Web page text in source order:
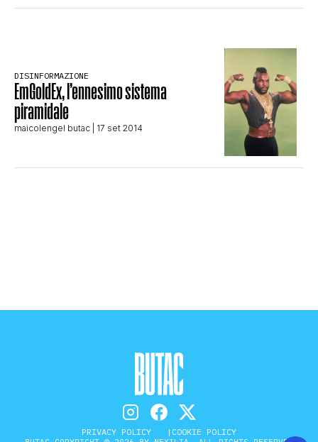
DISINFORMAZIONE
EmGoldEx, l’ennesimo sistema
piramidale
maicolengel butac | 17 set 2014
PRIVACY POLICY COOKIE POLICY